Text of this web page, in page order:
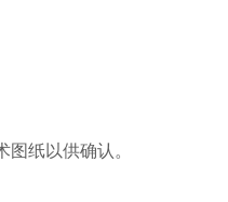
纸以供确认。